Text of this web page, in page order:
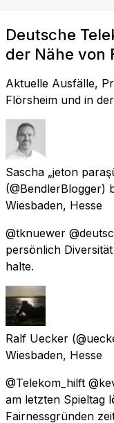
Deutsche
der Nähe von
Aktuelle Ausfälle,
Flörsheim und in
Sascha „jeton
(@BendlerBlogger)
Wiesbaden, Hesse
@tknuewer
persönlich
halte.
Ralf Uecker
Wiesbaden, Hesse
@Telekom_hilft
am letzten Spieltag
Fairnessgründen